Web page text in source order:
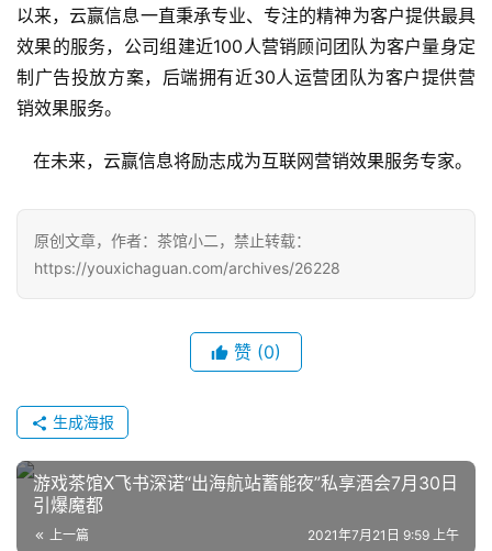
机
游
戏
机
戏
休
2
2
5
第
十
以来，云赢信息一直秉承专业、专注的精神为客户提供最具
效果的服务，公司组建近100人营销顾问团队为客户量身定
制广告投放方案，后端拥有近30人运营团队为客户提供营
销效果服务。
在未来，云赢信息将励志成为互联网营销效果服务专家。
原创文章，作者：茶馆小二，禁止转载：
https://youxichaguan.com/archives/26228
赞 (0)
生成海报
游戏茶馆X飞书深诺“出海航站蓄能夜”私享酒会7月30日
引爆魔都
上一篇 2021年7月21日 9:59 上午